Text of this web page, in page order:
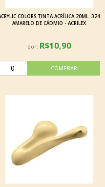
COLORS TINTA ACRÍLICA 20ML. 324
AMARELO DE CÁDMIO - ACRILEX
por: R$10,90